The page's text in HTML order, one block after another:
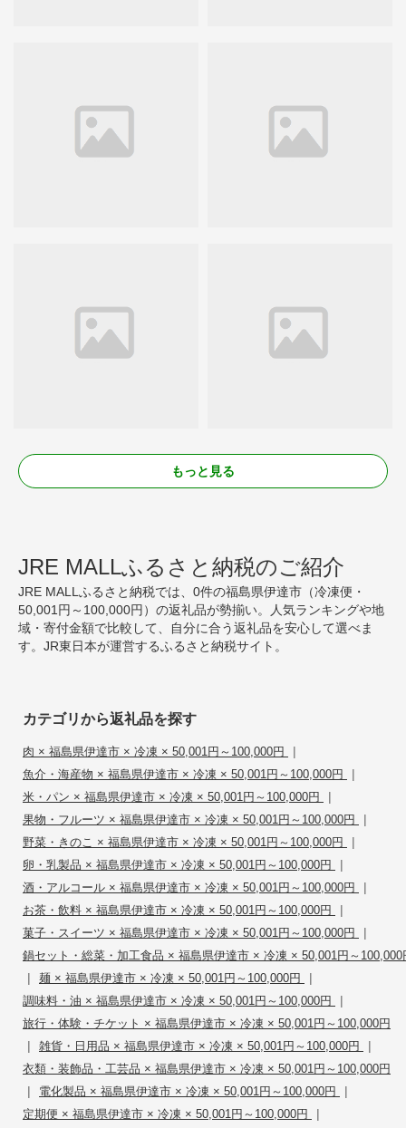
もっと見る
JRE MALLふるさと納税のご紹介
JRE MALLふるさと納税では、0件の福島県伊達市（冷凍便・
50,001円～100,000円）の返礼品が勢揃い。人気ランキングや地
域・寄付金額で比較して、自分に合う返礼品を安心して選べま
す。JR東日本が運営するふるさと納税サイト。
カテゴリから返礼品を探す
肉 × 福島県伊達市 × 冷凍 × 50,001円～100,000円 |
魚介・海産物 × 福島県伊達市 × 冷凍 × 50,001円～100,000円 |
米・パン × 福島県伊達市 × 冷凍 × 50,001円～100,000円 |
果物・フルーツ × 福島県伊達市 × 冷凍 × 50,001円～100,000円 |
野菜・きのこ × 福島県伊達市 × 冷凍 × 50,001円～100,000円 |
卵・乳製品 × 福島県伊達市 × 冷凍 × 50,001円～100,000円 |
酒・アルコール × 福島県伊達市 × 冷凍 × 50,001円～100,000円 |
お茶・飲料 × 福島県伊達市 × 冷凍 × 50,001円～100,000円 |
菓子・スイーツ × 福島県伊達市 × 冷凍 × 50,001円～100,000円 |
鍋セット・総菜・加工食品 × 福島県伊達市 × 冷凍 × 50,001円～100,000
| 麺 × 福島県伊達市 × 冷凍 × 50,001円～100,000円 |
調味料・油 × 福島県伊達市 × 冷凍 × 50,001円～100,000円 |
旅行・体験・チケット × 福島県伊達市 × 冷凍 × 50,001円～100,000円
| 雑貨・日用品 × 福島県伊達市 × 冷凍 × 50,001円～100,000円 |
衣類・装飾品・工芸品 × 福島県伊達市 × 冷凍 × 50,001円～100,000円
| 電化製品 × 福島県伊達市 × 冷凍 × 50,001円～100,000円 |
定期便 × 福島県伊達市 × 冷凍 × 50,001円～100,000円 |